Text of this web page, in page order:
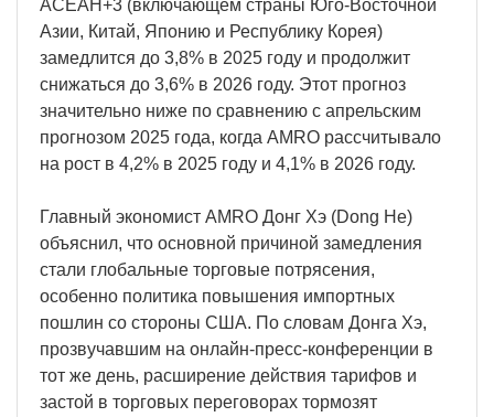
АСЕАН+3 (включающем страны Юго-Восточной
Азии, Китай, Японию и Республику Корея)
замедлится до 3,8% в 2025 году и продолжит
снижаться до 3,6% в 2026 году. Этот прогноз
значительно ниже по сравнению с апрельским
прогнозом 2025 года, когда AMRO рассчитывало
на рост в 4,2% в 2025 году и 4,1% в 2026 году.
Главный экономист AMRO Донг Хэ (Dong He)
объяснил, что основной причиной замедления
стали глобальные торговые потрясения,
особенно политика повышения импортных
пошлин со стороны США. По словам Донга Хэ,
прозвучавшим на онлайн-пресс-конференции в
тот же день, расширение действия тарифов и
застой в торговых переговорах тормозят